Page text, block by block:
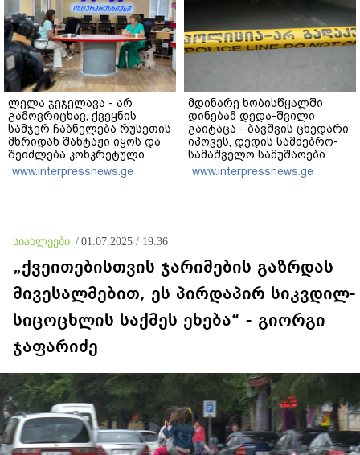
ლელა ჯეჯელავა - არ
გამოვრიცხავ, ქვეყნის
სამჯერ ჩაბნელება რუსეთის
მხრიდან შანტაჟი იყოს და
შეიძლება კონკრეტული
პოლიტიკური მოთხოვნების
შესრულებას
www.interpressnews.ge
მდინარე ხობისწყალში
დინებამ დედა-შვილი
გაიტაცა - ბავშვის ცხედარი
იპოვეს, დედის სამძებრო-
სამაშველო სამუშაოები
მიმდინარეობს
www.interpressnews.ge
სიახლეები / 01.07.2025 / 19:36
„ქვეითებისთვის ჯარიმების გაზრდას
მივესალმებით, ეს პირდაპირ სიკვდილ-
სიცოცხლის საქმეს ეხება“ - გიორგი
ჯაფარიძე